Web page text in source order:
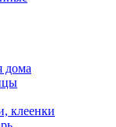
дома
клеенки